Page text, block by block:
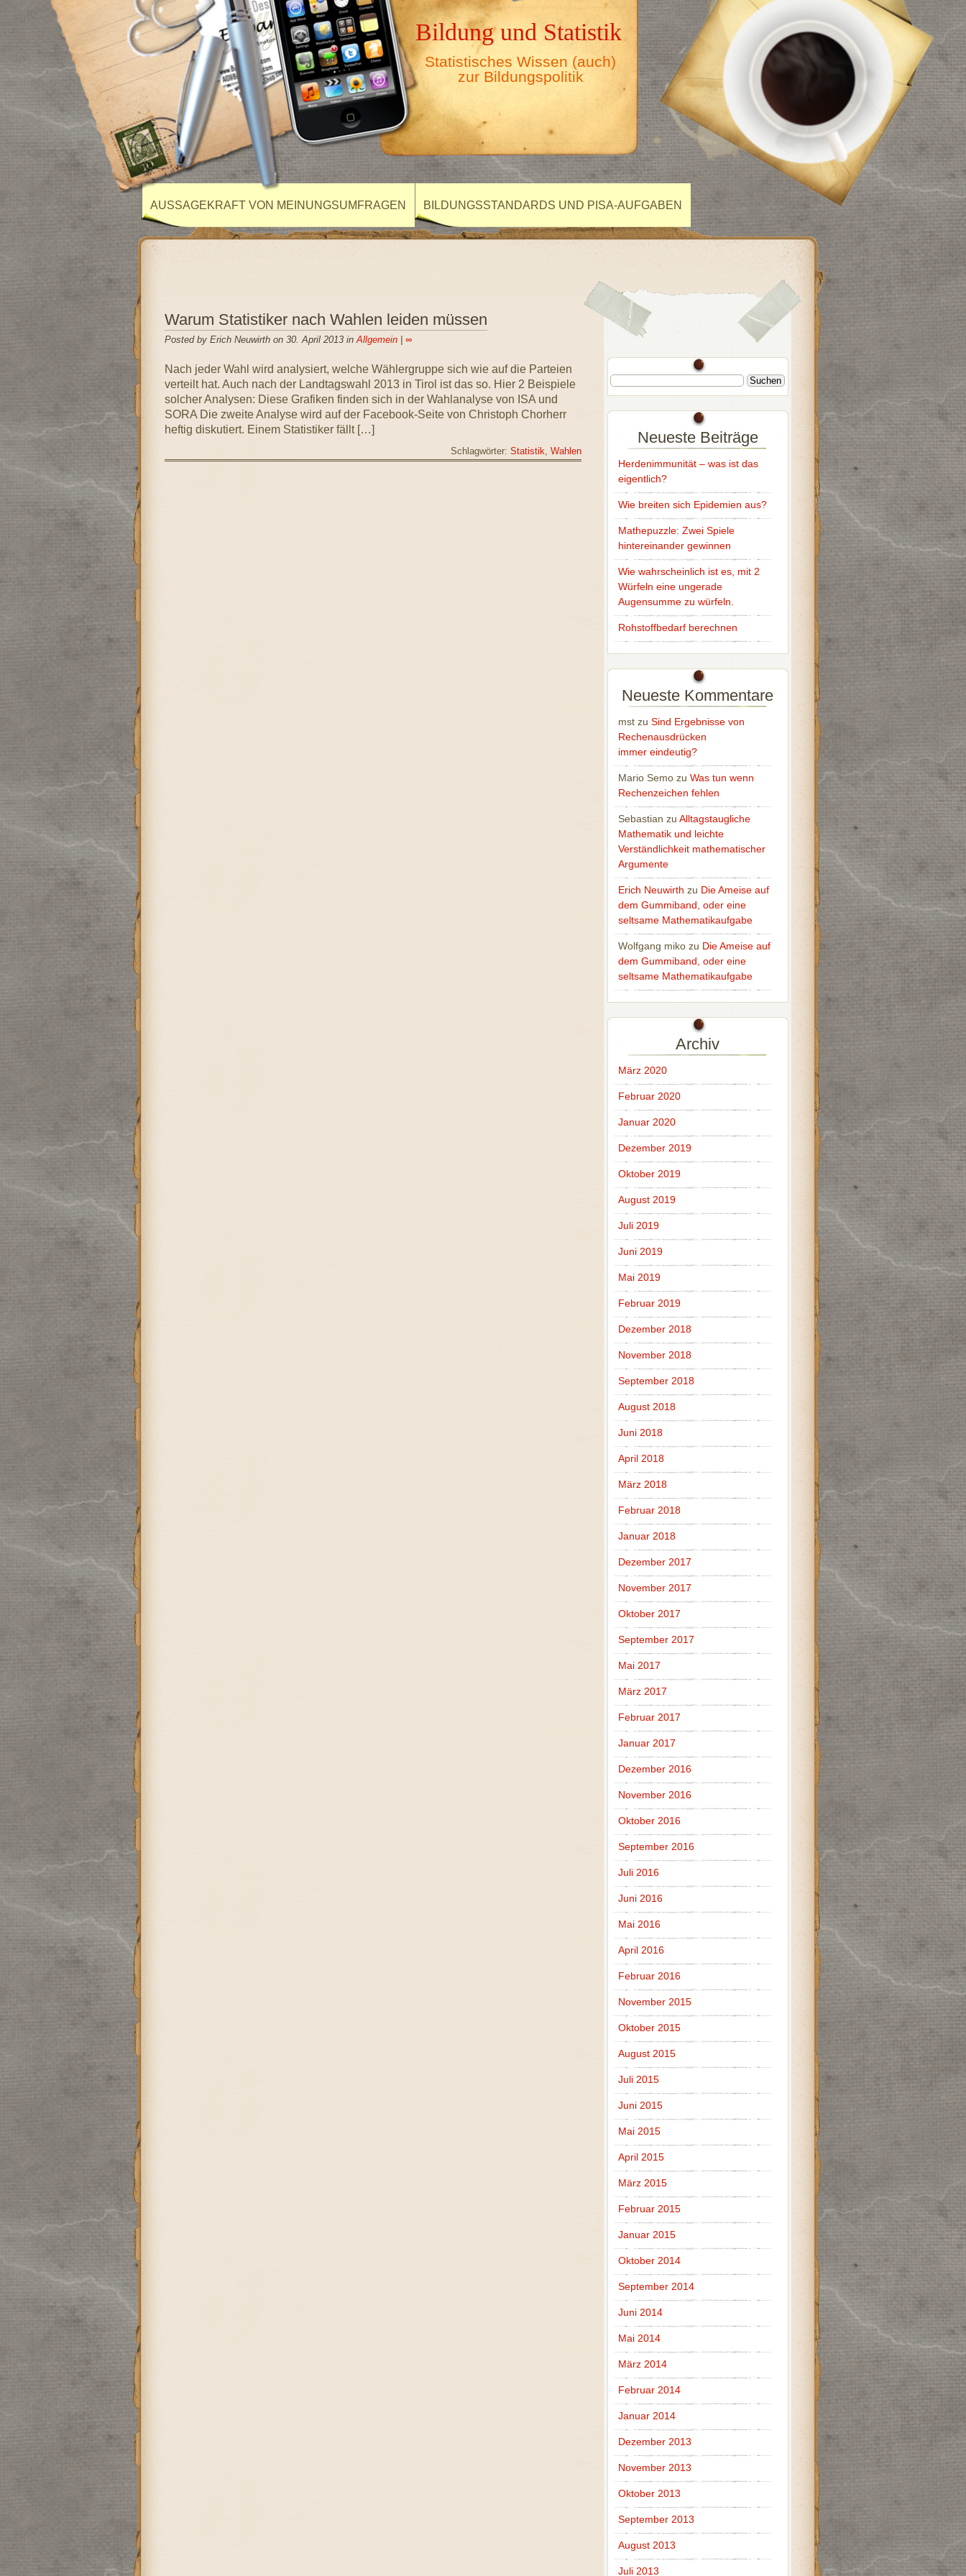
Bildung und Statistik
Statistisches Wissen (auch)
zur Bildungspolitik
AUSSAGEKRAFT VON MEINUNGSUMFRAGEN BILDUNGSSTANDARDS UND PISA-AUFGABEN
Warum Statistiker nach Wahlen leiden müssen
Posted by Erich Neuwirth on 30. April 2013 inAllgemein| ∞
Nach jeder Wahl wird analysiert, welche Wählergruppe sich wie auf die Parteien
verteilt hat. Auch nach der Landtagswahl 2013 in Tirol ist das so. Hier 2 Beispiele
solcher Analysen: Diese Grafiken finden sich in der Wahlanalyse von ISA und
SORA Die zweite Analyse wird auf der Facebook-Seite von Christoph Chorherr
heftig diskutiert. Einem Statistiker fällt […]
Schlagwörter: Statistik, Wahlen
Neueste Beiträge
Herdenimmunität – was ist das
eigentlich?
Wie breiten sich Epidemien aus?
Mathepuzzle: Zwei Spiele
hintereinander gewinnen
Wie wahrscheinlich ist es, mit 2
Würfeln eine ungerade
Augensumme zu würfeln.
Rohstoffbedarf berechnen
Neueste Kommentare
mstzu Sind Ergebnisse von
Rechenausdrücken
immer eindeutig?
Mario Semozu Was tun wenn
Rechenzeichen fehlen
Sebastian zu Alltagstaugliche
Mathematik und leichte
Verständlichkeit mathematischer
Argumente
Erich Neuwirth zu Die Ameise auf
dem Gummiband, oder eine
seltsame Mathematikaufgabe
Wolfgang mikozu Die Ameise auf
dem Gummiband, oder eine
seltsame Mathematikaufgabe
Archiv
März 2020
Februar 2020
Januar 2020
Dezember 2019
Oktober 2019
August 2019
Juli 2019
Juni 2019
Mai 2019
Februar 2019
Dezember 2018
November 2018
September 2018
August 2018
Juni 2018
April 2018
März 2018
Februar 2018
Januar 2018
Dezember 2017
November 2017
Oktober 2017
September 2017
Mai 2017
März 2017
Februar 2017
Januar 2017
Dezember 2016
November 2016
Oktober 2016
September 2016
Juli 2016
Juni 2016
Mai 2016
April 2016
Februar 2016
November 2015
Oktober 2015
August 2015
Juli 2015
Juni 2015
Mai 2015
April 2015
März 2015
Februar 2015
Januar 2015
Oktober 2014
September 2014
Juni 2014
Mai 2014
März 2014
Februar 2014
Januar 2014
Dezember 2013
November 2013
Oktober 2013
September 2013
August 2013
Juli 2013